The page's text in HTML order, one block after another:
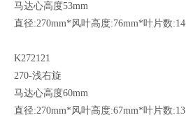
马达心高度53mm
直径:270mm*风叶高度:76mm*叶片数:14
K272121
270-浅右旋
马达心高度60mm
直径:270mm*风叶高度:67mm*叶片数:13